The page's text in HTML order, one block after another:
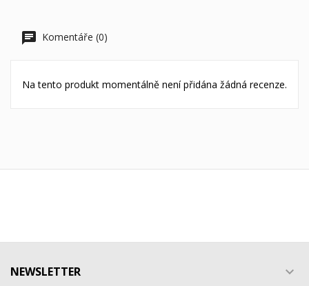
Komentáře (0)
Na tento produkt momentálně není přidána žádná recenze.
NEWSLETTER 